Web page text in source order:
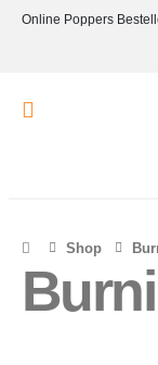
Online Poppers
Shop